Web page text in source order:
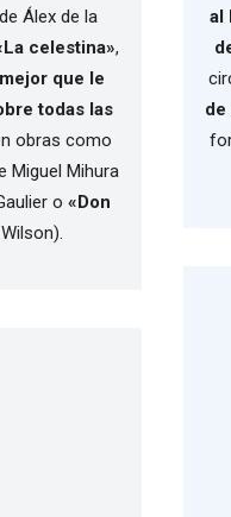
Álex de la
celestina»,
que le
todas las
obras como
Miguel Mihura
o«Don
al
de